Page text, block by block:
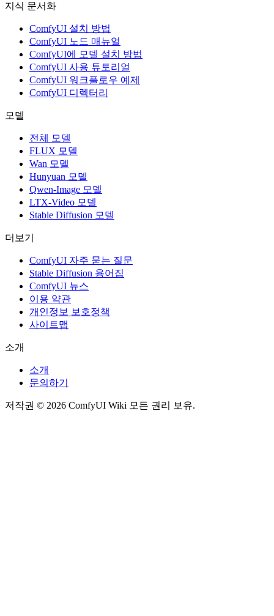
지식 문서화
ComfyUI 설치 방법
ComfyUI 노드 매뉴얼
ComfyUI에 모델 설치 방법
ComfyUI 사용 튜토리얼
ComfyUI 워크플로우 예제
ComfyUI 디렉터리
모델
전체 모델
FLUX 모델
Wan 모델
Hunyuan 모델
Qwen-Image 모델
LTX-Video 모델
Stable Diffusion 모델
더보기
ComfyUI 자주 묻는 질문
Stable Diffusion 용어집
ComfyUI 뉴스
이용 약관
개인정보 보호정책
사이트맵
소개
소개
문의하기
저작권 © 2026 ComfyUI Wiki 모든 권리 보유.